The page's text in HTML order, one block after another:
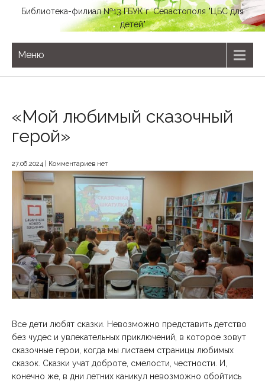
Библиотека-филиал №13 ГБУК г. Севастополя "ЦБС для
детей"
Меню
«Мой любимый сказочный
герой»
27.06.2024 Комментариев нет
Все дети любят сказки. Невозможно представить детство
без чудес и увлекательных приключений, в которое зовут
сказочные герои, когда мы листаем страницы любимых
сказок. Сказки учат доброте, смелости, честности. И,
конечно же, в дни летних каникул невозможно обойтись